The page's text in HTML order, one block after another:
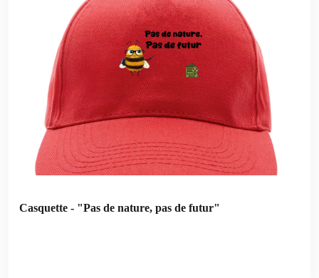
Casquette - "Pas de nature, pas de futur"